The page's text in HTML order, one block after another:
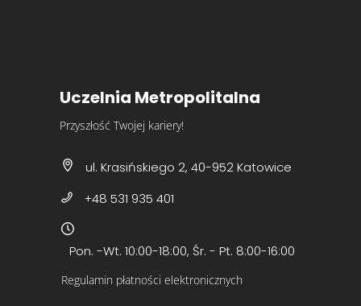
Uczelnia Metropolitalna
Przyszłość Twojej kariery!
ul. Krasińskiego 2, 40-952 Katowice
+48 531 935 401
Pon. -Wt. 10:00-18:00, Śr. - Pt. 8:00-16:00
Regulamin płatności elektronicznych